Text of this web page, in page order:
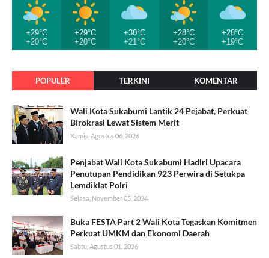
+29°C
+20°C
+29°C
+20°C
+30°C
+21°C
+28°C
+20°C
+28°C
+19°C
POPULER TERKINI KOMENTAR
Wali Kota Sukabumi Lantik 24 Pejabat, Perkuat
Birokrasi Lewat Sistem Merit
Kamis, Agustus 06, 2026
Penjabat Wali Kota Sukabumi Hadiri Upacara
Penutupan Pendidikan 923 Perwira di Setukpa
Lemdiklat Polri
Selasa, November 05, 2024
Buka FESTA Part 2 Wali Kota Tegaskan Komitmen
Perkuat UMKM dan Ekonomi Daerah
Sabtu, Agustus 01, 2026